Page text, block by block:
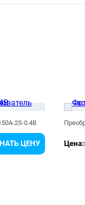
2S-0.4B
ЦЕНУ Цена: